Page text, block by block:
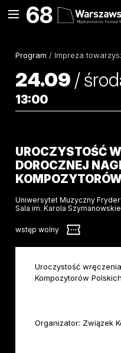
rozwiń menu
MENU68
Program / Impreza
24.09 /
13:00
UROCZYSTOŚĆ
DOROCZNEJ
Uniwersytet Muzyczny
Sala im. Karola
wstęp wolny
Uroczystość
Kompozytorów Polskich
Organizator: Związek